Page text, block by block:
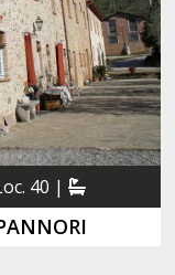
40 |